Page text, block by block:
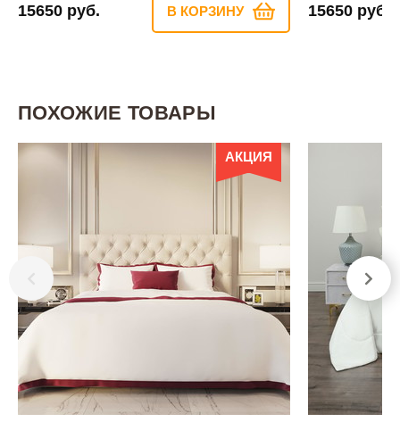
15650 руб. В КОРЗИНУ 15650 руб.
ПОХОЖИЕ ТОВАРЫ
АКЦИЯ